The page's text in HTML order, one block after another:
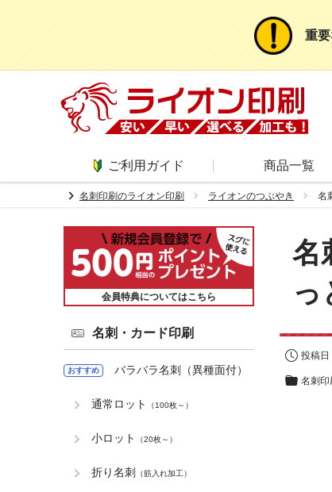
重
ご利用ガイド 商品一覧
chevron_right 名刺印刷のライオン印刷 ライオンのつぶやき 名
名
っ
投稿日
名刺印
会員特典についてはこちら
名刺・カード印刷
おすすめ バラバラ名刺（異種面付）
通常ロット （100枚～）
小ロット （20枚～）
折り名刺 （筋入れ加工）